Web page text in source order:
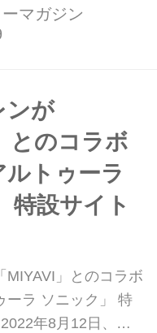
ドは、すべてをゼ
ーパーカーである。
マガジン
ンが
とのコラボ
トゥーラ
特設サイト
MIYAVI」とのコラボ
ーラ ソニック」 特
年8月12日、マ